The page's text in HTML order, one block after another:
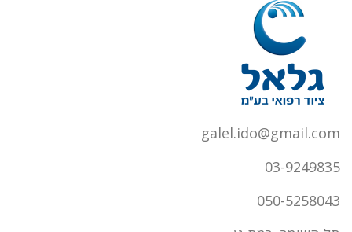
galel.ido@gmail.com
03-9249835
050-5258043